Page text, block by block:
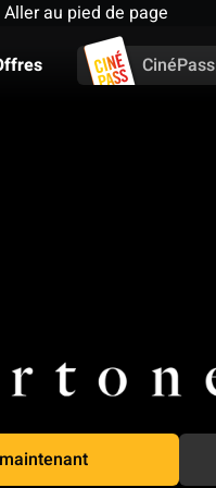
Aller au pied de page
CinéPass